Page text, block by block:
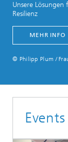
Unsere
Resilienz
MEHR INFO
© Philipp Plum /
Events